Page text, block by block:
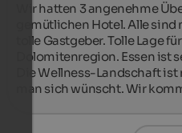
Wir hatten 3 angenehme
gemütlichen Hotel. Alle
tolle Gastgeber. Tolle Lage
Dolomitenregion. Essen ist
Die Wellness-Landschaft
man sich wünscht. Wir